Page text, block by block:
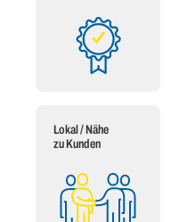
Lokal / Nähe
zu Kunden